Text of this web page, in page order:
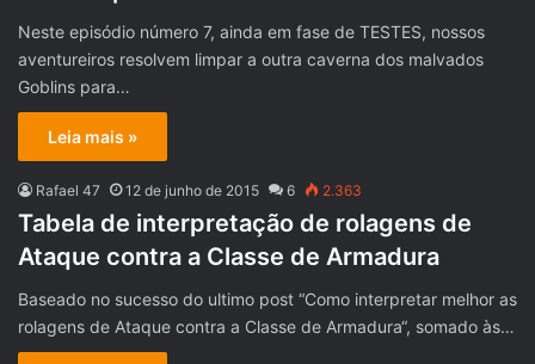
Neste episódio número 7, ainda em fase de TESTES, nossos
aventureiros resolvem limpar a outra caverna dos malvados
Goblins para…
Leia mais »
Rafael 47 12 de junho de 2015 6 2.363
Tabela de interpretação de rolagens de
Ataque contra a Classe de Armadura
Baseado no sucesso do ultimo post “Como interpretar melhor as
rolagens de Ataque contra a Classe de Armadura“, somado às…